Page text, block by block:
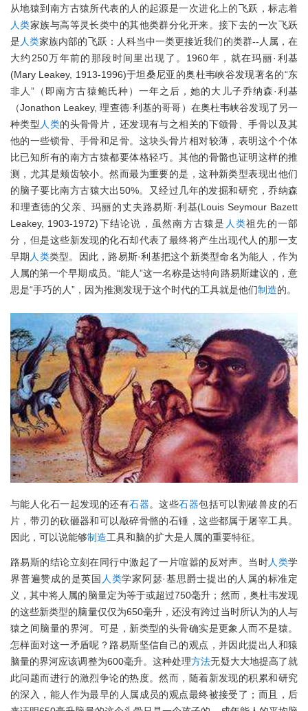
从地猿到南方古猿所代表的人的起源是一次进化上的飞跃，标志着
人类家族与高等灵长类中的其他类群分化开来。接下去的一次飞跃
是 人类家族内部的飞跃：人科当中一类更接近我们的类群--人属，在
大约250万年前的那段时间里出现了。1960年，就在玛丽·利基
(Mary Leakey, 1913-1996)于坦桑尼亚的奥杜韦峡谷发现著名的“东
非人”（即南方古猿鲍氏种）一年之后，她的大儿子乔纳森·利基
（Jonathon Leakey, 理查德·利基的哥哥）在奥杜韦峡谷发现了另一
种类型 人类的头骨骨片，还发现有与之相关的下颌骨、手骨以及其
他的一些锁骨、手骨和足骨。这块头骨片相对较薄，表明这个个体
比已知所有的南方古猿都要体格轻巧。其他的骨骼也证明这样的推
测，尤其是颊齿较小。然而最为重要的是，这种新类型表现出他们
的脑子要比南方古猿大出50%。又经过几年的发掘和研究，乔纳森
和理查德的父亲、玛丽的丈夫路易斯·利基(Louis Seymour Bazett
Leakey, 1903-1972)下结论说，虽然南方古猿是 人类祖先的一部
分，但是这些新发现的化石却代表了最终将产生出现代人的那一支
早期 人类类型。因此，路易斯·利基把这个新类型命名为能人，作为
人属的第一个早期成员。“能人”这一名称是达特向路易斯建议的，意
思是“手巧的人”，因为推测发现于这个时代的工具就是他们制造的。
与能人化石一起发现的还有石器。这些石器包括可以割破兽皮的石
片，带刃的砍砸器和可以敲碎骨骼的石锤，这些都属于屠宰工具。
因此，可以说能够制造工具和脑的扩大是人属的重要特征。
路易斯的结论立刻在同行中激起了一片喧嚣的反对声。当时人类学
界普遍赞成的是英国 人类学家阿瑟·基思爵士提出的人属的标准定
义，其中将人属的脑量定为等于或超过750毫升；然而，奥杜韦发现
的这些新类型的脑量仅仅为650毫升，还没有跨过当时所认为的人与
猿之间脑量的界河。可是，新类型的头骨确实是更象人而不是猿。
怎样面对这一矛盾呢？路易斯坚信自己的观点，并因此提出人和猿
脑量的界河应该调整为600毫升。这种处理方法无疑大大地提高了就
此问题而进行的激烈争论的热度。然而，随着新发现的积累和研究
的深入，能人作为最早的人属成员的观点最终被接受了；而且，后